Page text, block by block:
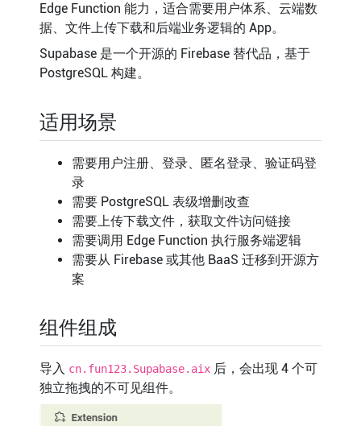
Edge Function 能力，适合需要用户体系、云端数
据、文件上传下载和后端业务逻辑的 App。
Supabase 是一个开源的 Firebase 替代品，基于
PostgreSQL 构建。
适用场景
需要用户注册、登录、匿名登录、验证码登
录
需要 PostgreSQL 表级增删改查
需要上传下载文件，获取文件访问链接
需要调用 Edge Function 执行服务端逻辑
需要从 Firebase 或其他 BaaS 迁移到开源方
案
组件组成
导入 cn.fun123.Supabase.aix后，会出现 4 个可
独立拖拽的不可见组件。